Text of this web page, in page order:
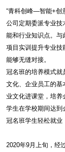
“青科创峰—智能+创
公司定期委派专业
能和行业知识点。
项目实训提升专业技
能够无缝对接。
冠名班的培养模式就
文化、企业员工的基
业文化进课堂，培养
学生在学校期间达到
冠名班学生轻松就业
2020年9月上旬，经